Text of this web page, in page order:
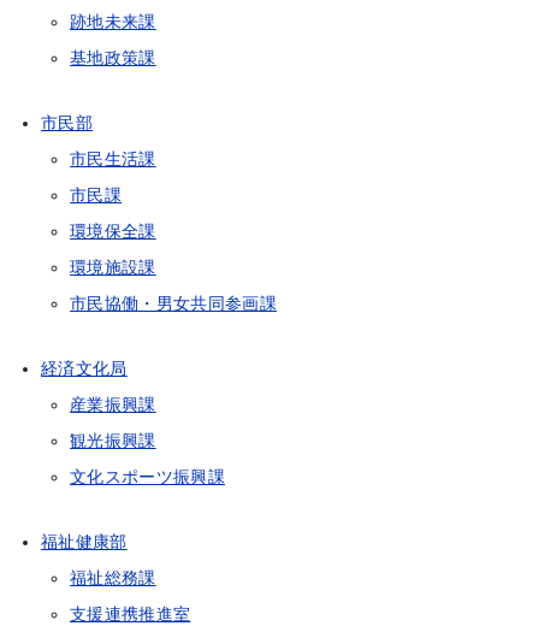
跡地未来課
基地政策課
市民部
市民生活課
市民課
環境保全課
環境施設課
市民協働・男女共同参画課
経済文化局
産業振興課
観光振興課
文化スポーツ振興課
福祉健康部
福祉総務課
支援連携推進室